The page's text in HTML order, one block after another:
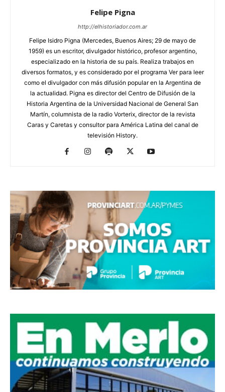
Felipe Pigna
http://elhistoriador.com.ar
Felipe Isidro Pigna (Mercedes, Buenos Aires; 29 de mayo de
1959) es un escritor, divulgador histórico, profesor argentino,
especializado en la historia de su país. Realiza trabajos en
diversos formatos, y es considerado por el programa Ver para leer
como el divulgador con más difusión popular en la Argentina de
la actualidad. Pigna es director del Centro de Difusión de la
Historia Argentina de la Universidad Nacional de General San
Martín, columnista de la radio Vorterix, director de la revista
Caras y Caretas y consultor para América Latina del canal de
televisión History.